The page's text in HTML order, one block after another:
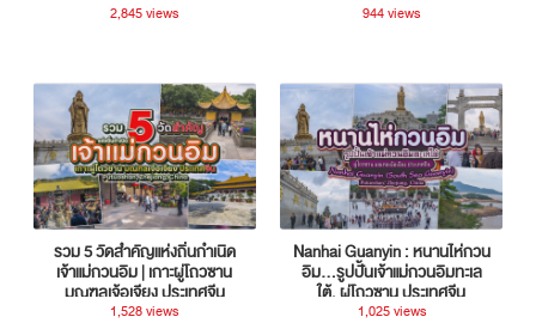
2,845 views 944 views
รวม 5 วัดสำคัญแห่งถิ่นกำเนิด
เจ้าแม่กวนอิม | เกาะผู่โถวซาน
มณฑลเจ้อเจียง ประเทศจีน
1,528 views
Nanhai Guanyin : หนานไห่กวน
อิม...รูปปั้นเจ้าแม่กวนอิมทะเล
ใต้, ผู่โถวซาน ประเทศจีน
1,025 views